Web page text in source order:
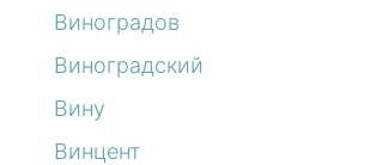
Виноградов
Виноградский
Вину
Винцент